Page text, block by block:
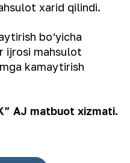
xarid qilindi.
bo‘yicha
ijrosi mahsulot
kamaytirish
AJ matbuot xizmati.